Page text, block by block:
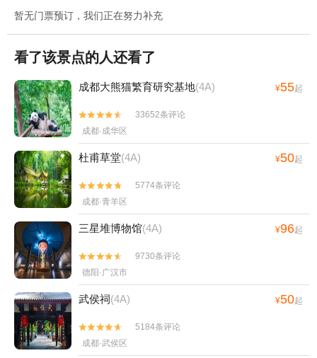
暂无门票预订，我们正在努力补充
看了该景点的人还看了
成都大熊猫繁育研究基地(4A) ¥55起


33652条评论
成都·成华区
杜甫草堂(4A) ¥50起


5774条评论
成都·青羊区
三星堆博物馆(4A) ¥96起


9730条评论
德阳·广汉市
武侯祠(4A) ¥50起


5184条评论
成都·武侯区